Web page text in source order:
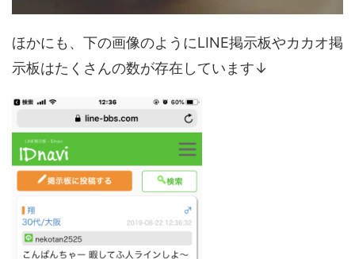
ほかにも、下の画像のようにLINE掲示板やカカオ掲
示板はたくさんの数が存在しています↓